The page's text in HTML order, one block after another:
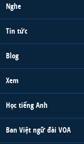
Nghe
Tin tức
Blog
Xem
Học tiếng Anh
Ban Việt ngữ đài VOA